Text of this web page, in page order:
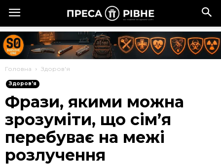
Головна Здоров'я
Здоров'я
Фрази, якими можна
зрозуміти, що сім’я
перебуває на межі
розлучення